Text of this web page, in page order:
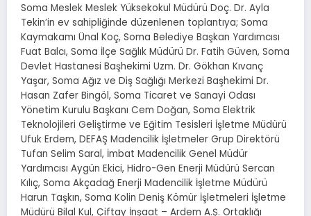
Soma Meslek Meslek Yüksekokul Müdürü Doç. Dr. Ayla
Tekin’in ev sahipliğinde düzenlenen toplantıya; Soma
Kaymakamı Ünal Koç, Soma Belediye Başkan Yardımcısı
Fuat Balcı, Soma İlçe Sağlık Müdürü Dr. Fatih Güven, Soma
Devlet Hastanesi Başhekimi Uzm. Dr. Gökhan Kıvanç
Yaşar, Soma Ağız ve Diş Sağlığı Merkezi Başhekimi Dr.
Hasan Zafer Bingöl, Soma Ticaret ve Sanayi Odası
Yönetim Kurulu Başkanı Cem Doğan, Soma Elektrik
Teknolojileri Geliştirme ve Eğitim Tesisleri İşletme Müdürü
Ufuk Erdem, DEFAŞ Madencilik İşletmeler Grup Direktörü
Tufan Selim Saral, İmbat Madencilik Genel Müdür
Yardımcısı Aygün Ekici, Hidro-Gen Enerji Müdürü Sercan
Kılıç, Soma Akçadağ Enerji Madencilik İşletme Müdürü
Harun Taşkın, Soma Kolin Deniş Kömür İşletmeleri İşletme
Müdürü Bilal Kul, Çiftay İnşaat – Ardem A.Ş. Ortaklığı